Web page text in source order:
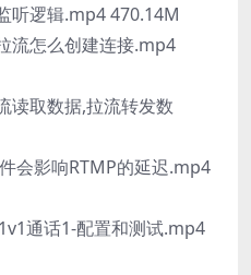
听逻辑.mp4 470.14M
流怎么创建连接.mp4
读取数据,拉流转发数
会影响RTMP的延迟.mp4
通话1-配置和测试.mp4